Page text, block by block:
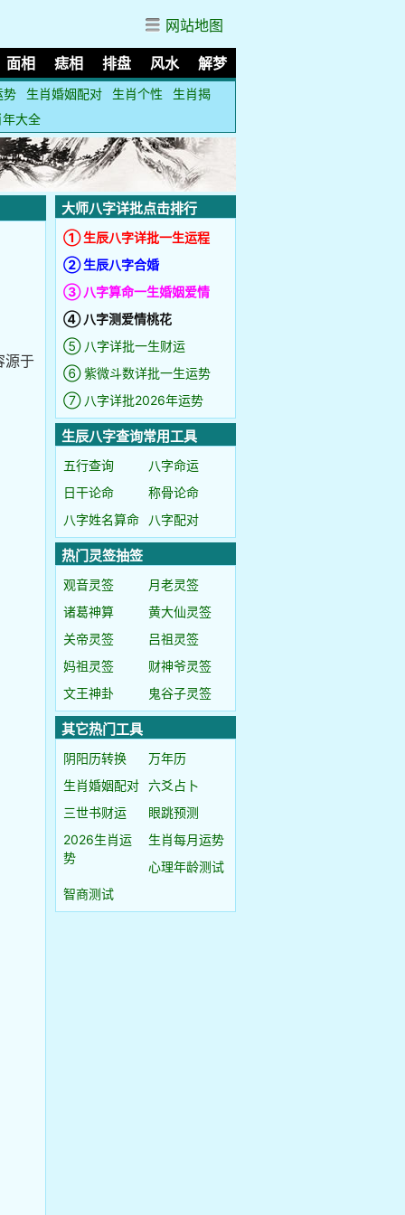
网站地图
面相 痣相 排盘 风水 解梦
势 生肖婚姻配对 生肖个性
生肖揭
年大全
源于
大师八字详批点击排行
① 生辰八字详批一生运程
② 生辰八字合婚
③ 八字算命一生婚姻爱情
④ 八字测爱情桃花
⑤ 八字详批一生财运
⑥ 紫微斗数详批一生运势
⑦ 八字详批2026年运势
生辰八字查询常用工具
五行查询
八字命运
日干论命
称骨论命
八字姓名算命
八字配对
热门灵签抽签
观音灵签
月老灵签
诸葛神算
黄大仙灵签
关帝灵签
吕祖灵签
妈祖灵签
财神爷灵签
文王神卦
鬼谷子灵签
其它热门工具
阴阳历转换
万年历
生肖婚姻配对 六爻占卜
三世书财运
眼跳预测
2026生肖运
势
生肖每月运势
心理年龄测试
智商测试